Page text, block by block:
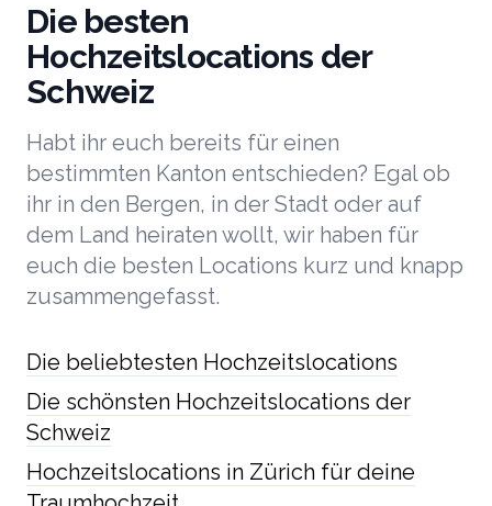
Die besten
Hochzeitslocations der
Schweiz
Habt ihr euch bereits für einen
bestimmten Kanton entschieden? Egal ob
ihr in den Bergen, in der Stadt oder auf
dem Land heiraten wollt, wir haben für
euch die besten Locations kurz und knapp
zusammengefasst.
Die beliebtesten Hochzeitslocations
Die schönsten Hochzeitslocations der
Schweiz
Hochzeitslocations in Zürich für deine